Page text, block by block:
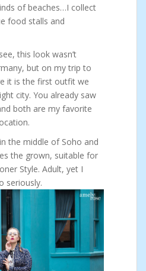
of beaches…I collect
food stalls and
this look wasn’t
but on my trip to
it is the first outfit we
city. You already saw
both are my favorite
the middle of Soho and
the grown, suitable for
Style. Adult, yet I
seriously.